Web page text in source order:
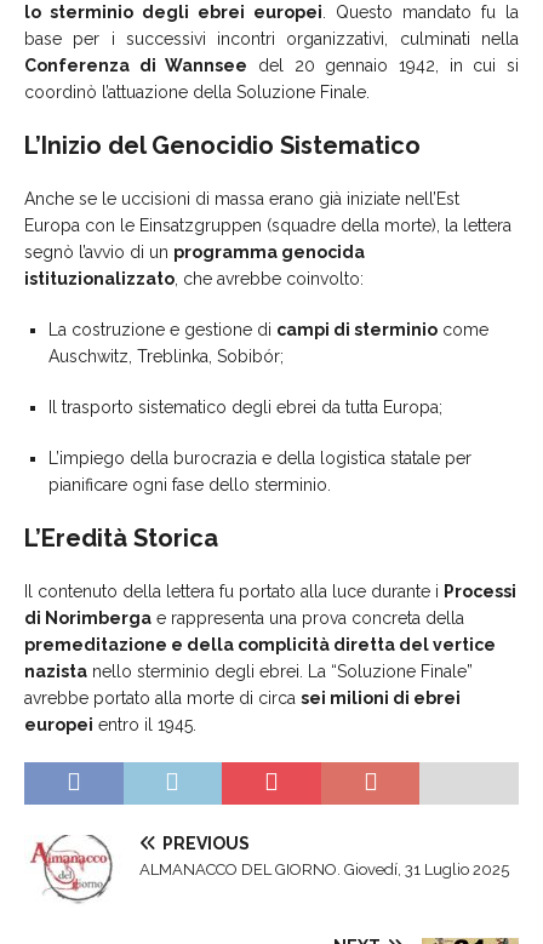
lo sterminio degli ebrei europei . Questo mandato fu la
base per i successivi incontri organizzativi, culminati nella
Conferenza di Wannsee del 20 gennaio 1942, in cui si
coordinò l’attuazione della Soluzione Finale.
L’Inizio del Genocidio Sistematico
Anche se le uccisioni di massa erano già iniziate nell’Est
Europa con le Einsatzgruppen (squadre della morte), la lettera
segnò l’avvio di un programma genocida
istituzionalizzato , che avrebbe coinvolto:
La costruzione e gestione di campi di sterminio come
Auschwitz, Treblinka, Sobibór;
Il trasporto sistematico degli ebrei da tutta Europa;
L’impiego della burocrazia e della logistica statale per
pianificare ogni fase dello sterminio.
L’Eredità Storica
Il contenuto della lettera fu portato alla luce durante i Processi
di Norimberga e rappresenta una prova concreta della
premeditazione e della complicità diretta del vertice
nazista nello sterminio degli ebrei. La “Soluzione Finale”
avrebbe portato alla morte di circa sei milioni di ebrei
europei entro il 1945.
PREVIOUS
ALMANACCO DEL GIORNO. Giovedí, 31 Luglio 2025